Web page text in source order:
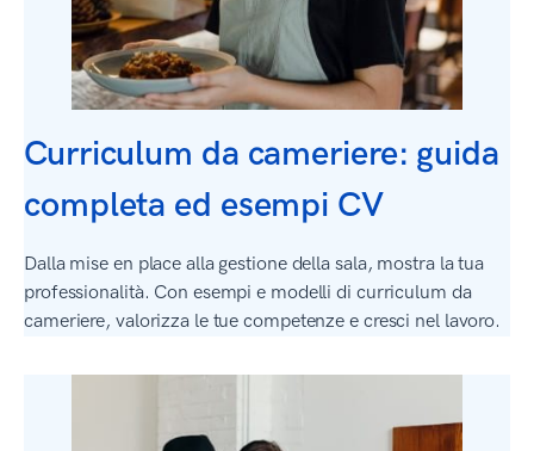
Curriculum da cameriere: guida
completa ed esempi CV
Dalla mise en place alla gestione della sala, mostra la tua
professionalità. Con esempi e modelli di curriculum da
cameriere, valorizza le tue competenze e cresci nel lavoro.